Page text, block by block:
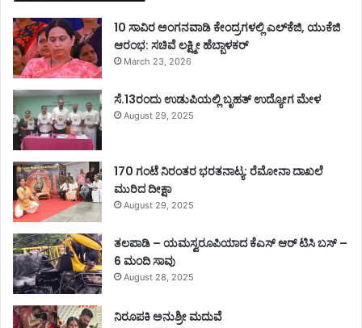
10 ಸಾವಿರ ಅಂಗನವಾಡಿ ಕೇಂದ್ರಗಳಲ್ಲಿ ಎಲ್‌ಕೆಜಿ, ಯುಕೆಜಿ
ಆರಂಭ: ಸಚಿವೆ ಲಕ್ಷ್ಮೀ ಹೆಬ್ಬಾಳಕರ್
March 23, 2026
ಸೆ.13ರಂದು ಉಡುಪಿಯಲ್ಲಿ ಬೃಹತ್ ಉದ್ಯೋಗ ಮೇಳ
August 29, 2025
170 ಗಂಟೆ ನಿರಂತರ ಭರತನಾಟ್ಯ: ರೆಮೋನಾ ದಾಖಲೆ
ಮುರಿದ ದೀಕ್ಷಾ
August 29, 2025
ತಲಪಾಡಿ – ಯಮಸ್ವರೂಪಿಯಾದ ಕೆಎಸ್ ಆರ್ ಟಿಸಿ ಬಸ್ –
6 ಮಂದಿ ಸಾವು
August 28, 2025
ನಿರೂಪಕಿ ಅನುಶ್ರೀ ಮದುವೆ